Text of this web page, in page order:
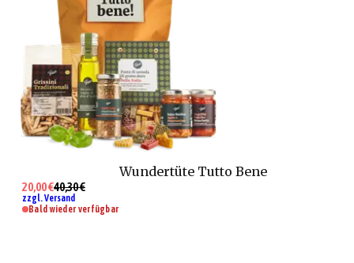
Wundertüte Tutto Bene
20,00 €40,30 €
zzgl. Versand
Bald wieder verfügbar